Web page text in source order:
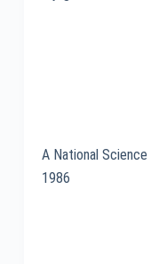
A National
1986